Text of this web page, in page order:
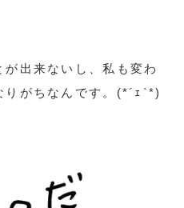
出来ないし、私も変わ
りがちなんです。(*´ｪ`*)